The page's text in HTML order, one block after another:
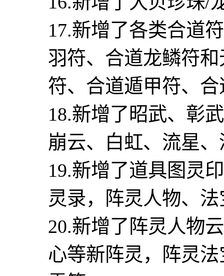
17.新增了各类合道
羽符、合道龙鳞符
符、合道遁甲符、
18.新增了昭武、彰
崩云、白虹、流星
19.新增了道具图灵
灵录，阵灵人物、
20.新增了阵灵人物
心等新阵灵，阵灵